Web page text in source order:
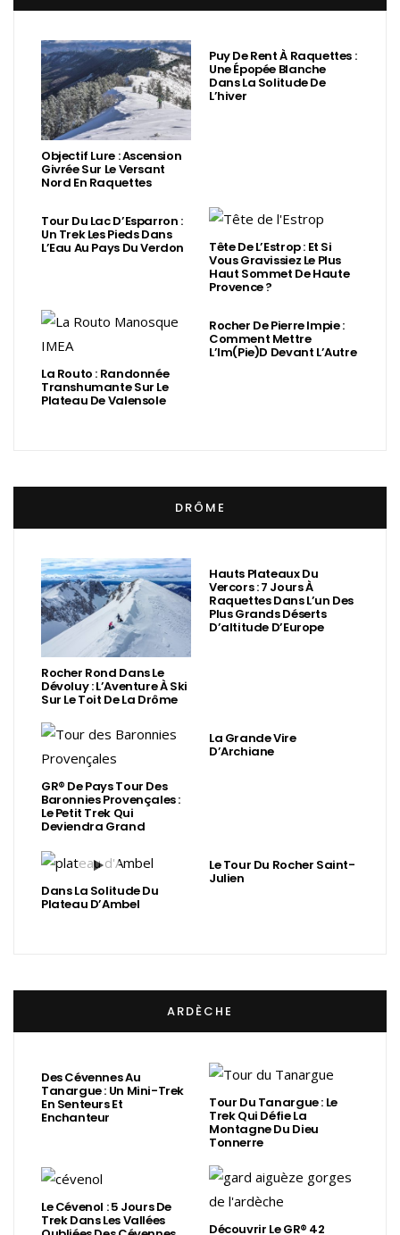
Objectif Lure : Ascension
Givrée Sur Le Versant
Nord En Raquettes
Puy De Rent À Raquettes :
Une Épopée Blanche
Dans La Solitude De
L’hiver
Tour Du Lac D’Esparron :
Un Trek Les Pieds Dans
L’Eau Au Pays Du Verdon Tête De L’Estrop : Et Si
Vous Gravissiez Le Plus
Haut Sommet De Haute
Provence ?
La Routo : Randonnée
Transhumante Sur Le
Plateau De Valensole
Rocher De Pierre Impie :
Comment Mettre
L’Im(Pie)d Devant L’Autre
DRÔME
Rocher Rond Dans Le
Dévoluy : L’Aventure À Ski
Sur Le Toit De La Drôme
Hauts Plateaux Du
Vercors : 7 Jours À
Raquettes Dans L’un Des
Plus Grands Déserts
D’altitude D’Europe
GR® De Pays Tour Des
Baronnies Provençales :
Le Petit Trek Qui
Deviendra Grand
La Grande Vire
D’Archiane
Dans La Solitude Du
Plateau D’Ambel
Le Tour Du Rocher Saint-
Julien
ARDÈCHE
Des Cévennes Au
Tanargue : Un Mini-Trek
En Senteurs Et
Enchanteur
Tour Du Tanargue : Le
Trek Qui Défie La
Montagne Du Dieu
Tonnerre
Le Cévenol : 5 Jours De
Trek Dans Les Vallées
Découvrir Le GR® 42